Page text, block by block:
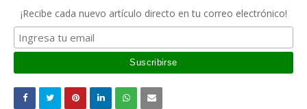
¡Recibe cada nuevo artículo directo en tu correo electrónico!